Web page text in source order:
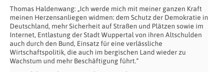
Thomas Haldenwang: „Ich werde mich mit meiner ganzen Kraft
meinen Herzensanliegen widmen: dem Schutz der Demokratie in
Deutschland, mehr Sicherheit auf Straßen und Plätzen sowie im
Internet, Entlastung der Stadt Wuppertal von ihren Altschulden
auch durch den Bund, Einsatz für eine verlässliche
Wirtschaftspolitik, die auch im bergischen Land wieder zu
Wachstum und mehr Beschäftigung führt.“